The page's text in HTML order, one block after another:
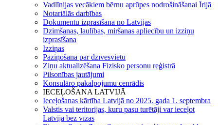
Vadlīnijas vecākiem bērnu aprūpes nodrošināšanai Īrijā
Notariālās darbības
Dokumentu izprasīšana no Latvijas
Dzimšanas, laulības, miršanas apliecību un izziņu
izprasīšana
Izziņas
Paziņošana par dzīvesvietu
Ziņu aktualizēšana Fizisko personu reģistrā
Pilsonības jautājumi
Konsulāro pakalpojumu cenrādis
IECEĻOŠANA LATVIJĀ
Ieceļošanas kārtība Latvijā no 2025. gada 1. septembra
Valstis vai teritorijas, kuru pasu turētāji var ieceļot
Latvijā bez vīzas